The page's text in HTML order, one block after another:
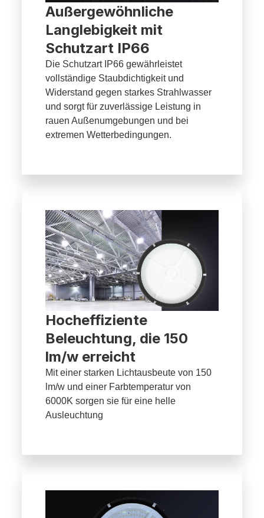
Außergewöhnliche
Langlebigkeit mit
Schutzart IP66
Die Schutzart IP66 gewährleistet
vollständige Staubdichtigkeit und
Widerstand gegen starkes Strahlwasser
und sorgt für zuverlässige Leistung in
rauen Außenumgebungen und bei
extremen Wetterbedingungen.
Hocheffiziente
Beleuchtung, die 150
lm/w erreicht
Mit einer starken Lichtausbeute von 150
lm/w und einer Farbtemperatur von
6000K sorgen sie für eine helle
Ausleuchtung